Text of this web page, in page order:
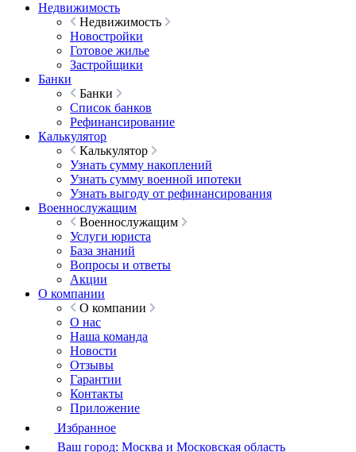
Недвижимость
Недвижимость
Новостройки
Готовое жилье
Застройщики
Банки
Банки
Список банков
Рефинансирование
Калькулятор
Калькулятор
Узнать сумму накоплений
Узнать сумму военной ипотеки
Узнать выгоду от рефинансирования
Военнослужащим
Военнослужащим
Услуги юриста
База знаний
Вопросы и ответы
Акции
О компании
О компании
О нас
Наша команда
Новости
Отзывы
Гарантии
Контакты
Приложение
Избранное
Ваш город: Москва и Московская область